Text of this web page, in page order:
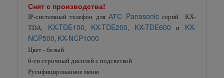
Снят с производства!
IP-системный телефон дляАТС Panasonicсерий KX-
TDA, KX-TDE100 KX-TDE200 KX-TDE600 и KX-
NCP500 KX-NCP1000
Цвет - белый
6-ти строчный дисплей с подсветкой
Русифицированное меню